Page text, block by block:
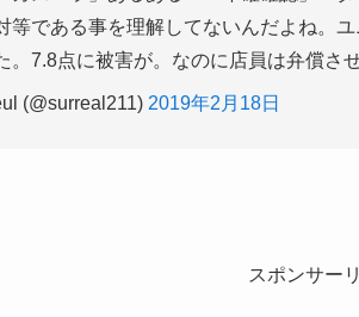
等である事を理解してないんだよね。
。7.8点に被害が。なのに店員は弁償さ
(@surreal211) 2019年2月18日
スポンサー